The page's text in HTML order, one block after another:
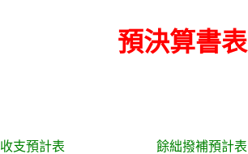
預決算書表
收支預計表 餘絀撥補預計表